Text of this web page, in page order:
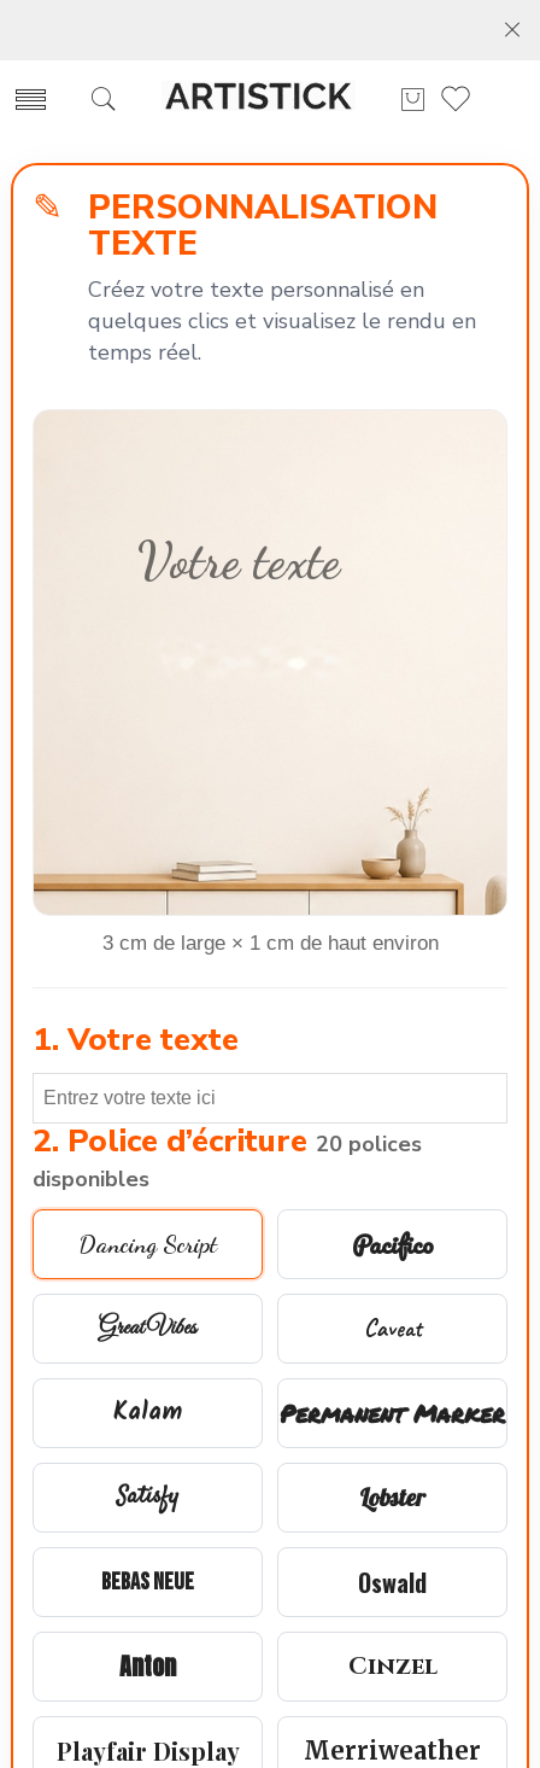
✎ PERSONNALISATION
TEXTE
Créez votre texte personnalisé en
quelques clics et visualisez le rendu en
temps réel.
Votre texte
3 cm de large × 1 cm de haut environ
1. Votre texte
2. Police d’écriture 20 polices
disponibles
Dancing Script Pacifico
Great Vibes Caveat
Kalam Permanent Marker
Satisfy Lobster
Bebas Neue Oswald
Anton Cinzel
Playfair Display Merriweather